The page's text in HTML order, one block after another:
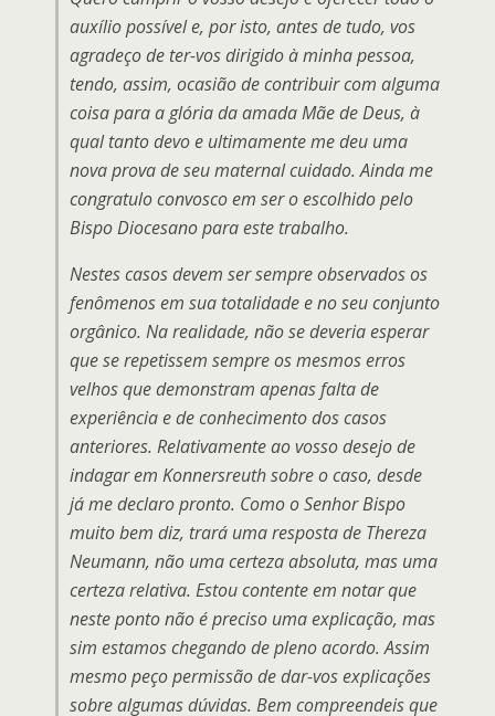
auxílio possível e, por isto, antes de tudo, vos
agradeço de ter-vos dirigido à minha pessoa,
tendo, assim, ocasião de contribuir com alguma
coisa para a glória da amada Mãe de Deus, à
qual tanto devo e ultimamente me deu uma
nova prova de seu maternal cuidado. Ainda me
congratulo convosco em ser o escolhido pelo
Bispo Diocesano para este trabalho.
Nestes casos devem ser sempre observados os
fenômenos em sua totalidade e no seu conjunto
orgânico. Na realidade, não se deveria esperar
que se repetissem sempre os mesmos erros
velhos que demonstram apenas falta de
experiência e de conhecimento dos casos
anteriores. Relativamente ao vosso desejo de
indagar em Konnersreuth sobre o caso, desde
já me declaro pronto. Como o Senhor Bispo
muito bem diz, trará uma resposta de Thereza
Neumann, não uma certeza absoluta, mas uma
certeza relativa. Estou contente em notar que
neste ponto não é preciso uma explicação, mas
sim estamos chegando de pleno acordo. Assim
mesmo peço permissão de dar-vos explicações
sobre algumas dúvidas. Bem compreendeis que